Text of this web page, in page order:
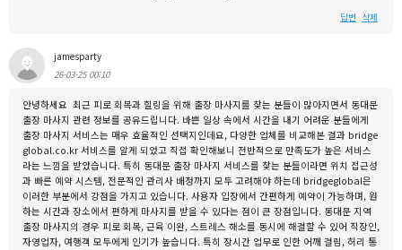
답변 삭제
jamesparty
26-03-25 00:10
안녕하세요 최근 피로 회복과 힐링을 위해 출장 마사지를 찾는 분들이 많아지면서 동대문
출장 마사지 관련 정보를 공유드립니다. 바쁜 일상 속에서 시간을 내기 어려운 분들에게
출장 마사지 서비스는 매우 효율적인 선택지인데요, 다양한 업체를 비교해본 결과 bridge
global.co.kr 서비스를 알게 되었고 직접 확인해보니 전반적으로 만족도가 높은 서비스
라는 느낌을 받았습니다. 특히 동대문 출장 마사지 서비스를 찾는 분들이라면 위치 접근성
과 빠른 예약 시스템, 전문적인 관리사 배정까지 모두 고려해야 하는데 bridgeglobal은
이러한 부분에서 강점을 가지고 있습니다. 사용자 입장에서 간편하게 예약이 가능하며, 원
하는 시간과 장소에서 편하게 마사지를 받을 수 있다는 점이 큰 장점입니다. 동대문 지역
출장 마사지의 경우 피로 회복, 근육 이완, 스트레스 해소를 동시에 해결할 수 있어 직장인,
자영업자, 여행객 모두에게 인기가 높습니다. 특히 장시간 업무로 인한 어깨 결림, 허리 통